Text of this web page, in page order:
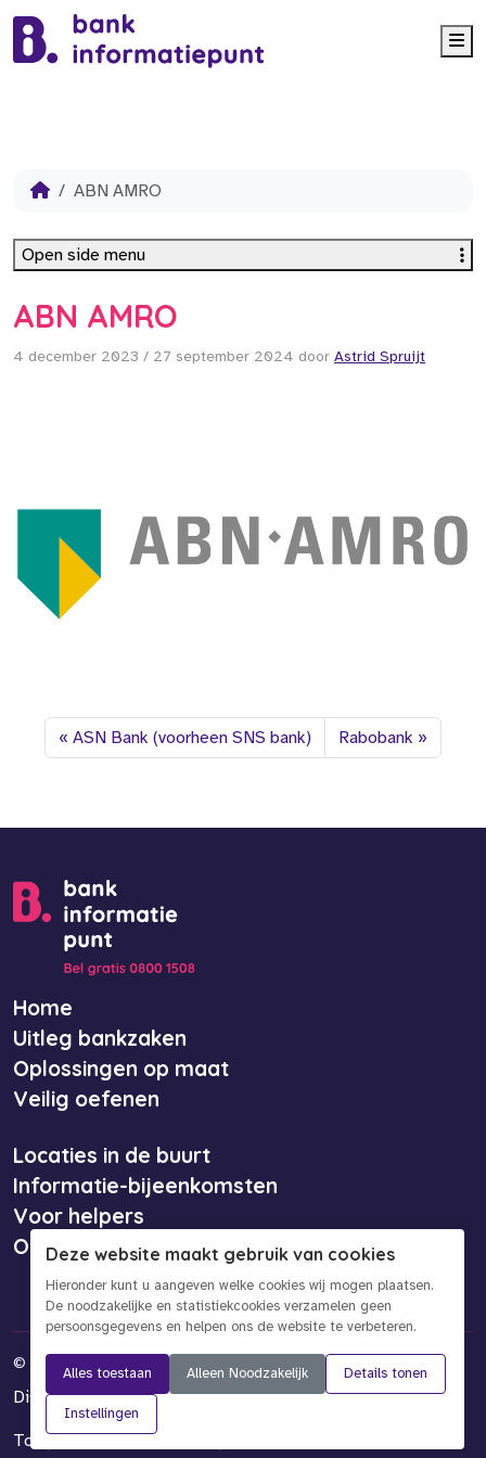
ABN AMRO
ABN AMRO
4 december 2023 / 27 september 2024 door Astrid Spruijt
ASN Bank (voorheen SNS bank) Rabobank
Open side menu
Home
Uitleg bankzaken
Oplossingen op maat
Veilig oefenen
Locaties in de buurt
Informatie-bijeenkomsten
Voor helpers
Over ons
© 2026 Bankinformatiepunt
Disclaimer
Privacy- en cookieverklaring
Toegankelijkheidsverklaring
Deze website maakt gebruik van cookies
Hieronder kunt u aangeven welke cookies wij mogen plaatsen.
De noodzakelijke en statistiekcookies verzamelen geen
persoonsgegevens en helpen ons de website te verbeteren.
Alles toestaan Alleen Noodzakelijk Details tonen
Instellingen